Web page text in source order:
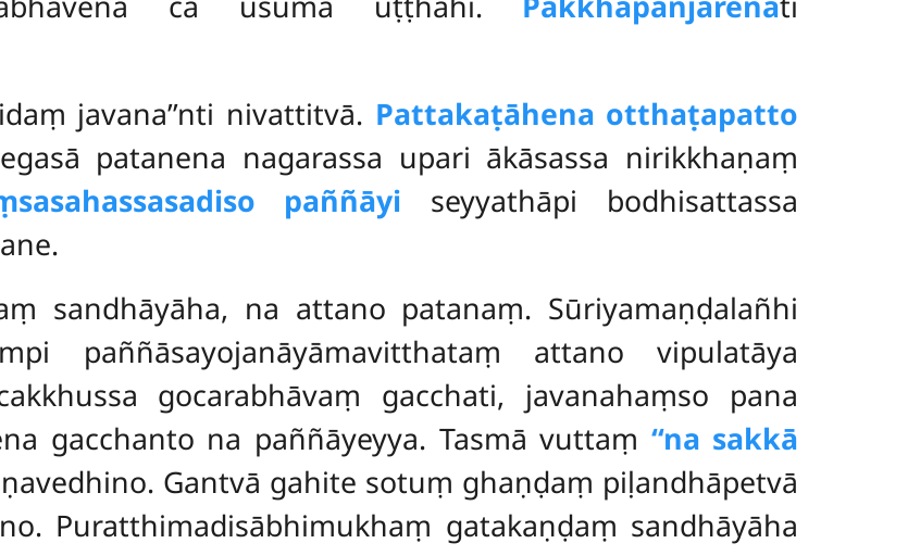
javana’’nti nivattitvā. Pattakaṭāhena otthaṭapatto
patanena nagarassa upari ākāsassa nirikkhaṇaṃ
paññāyi seyyathāpi bodhisattassa
sandhāyāha, na attano patanaṃ. Sūriyamaṇḍalañhi
paññāsayojanāyāmavitthataṃ attano vipulatāya
gocarabhāvaṃ gacchati, javanahaṃso pana
gacchanto na paññāyeyya. Tasmā vuttaṃ ‘‘na sakkā
Gantvā gahite sotuṃ ghaṇḍaṃ piḷandhāpetvā
Puratthimadisābhimukhaṃ gatakaṇḍaṃ sandhāyāha